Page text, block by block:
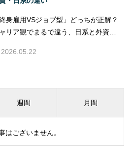
終身雇用VSジョブ型」どっちが正解？
リア観でまるで違う、日系と外資
2026.05.22
週間 月間
はございません。